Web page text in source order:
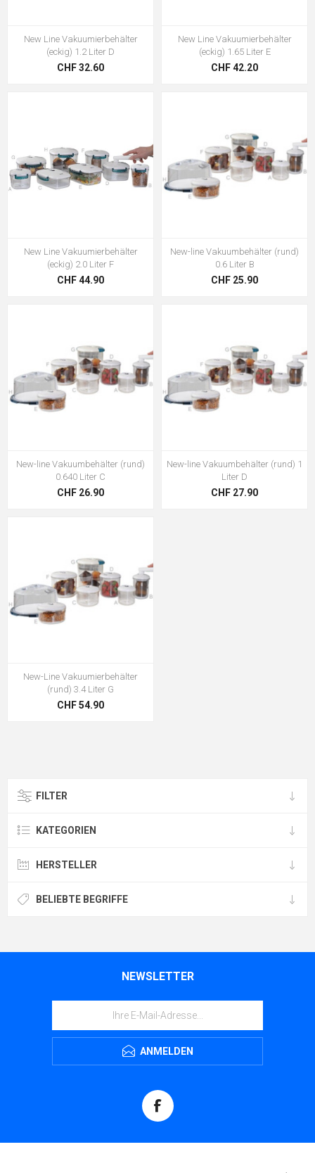
New Line Vakuumierbehälter
(eckig) 1.2 Liter D
CHF 32.60
New Line Vakuumierbehälter
(eckig) 1.65 Liter E
CHF 42.20
New Line Vakuumierbehälter
(eckig) 2.0 Liter F
CHF 44.90
New-line Vakuumbehälter (rund)
0.6 Liter B
CHF 25.90
New-line Vakuumbehälter (rund)
0.640 Liter C
CHF 26.90
New-line Vakuumbehälter (rund) 1
Liter D
CHF 27.90
New-Line Vakuumierbehälter
(rund) 3.4 Liter G
CHF 54.90
FILTER
KATEGORIEN
HERSTELLER
BELIEBTE BEGRIFFE
NEWSLETTER
ANMELDEN